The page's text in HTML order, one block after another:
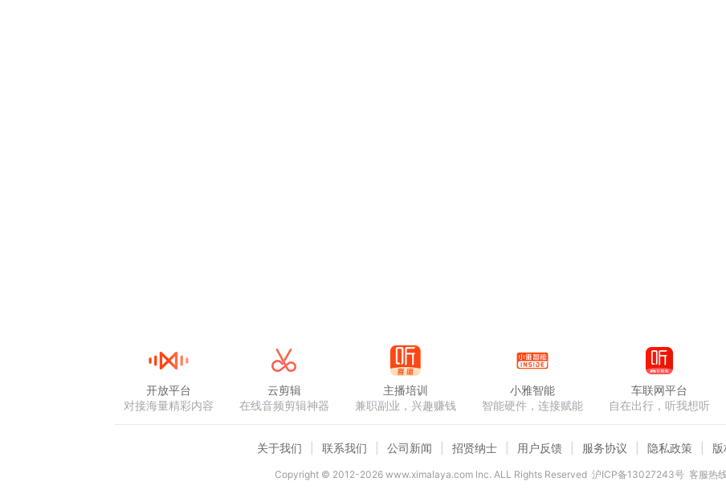
开放平台
对接海量精彩内容
云剪辑
在线音频剪辑神器
主播培训
兼职副业，兴趣赚钱
小雅智能
智能硬件，连接赋能
车联网平台
自在出行，听我想听
关于我们 联系我们 公司新闻 招贤纳士 用户反馈 服务协议 隐私政策
Copyright © 2012-2026www.ximalaya.com lnc. ALL Rights Reserved 沪ICP备13027243号 客服热